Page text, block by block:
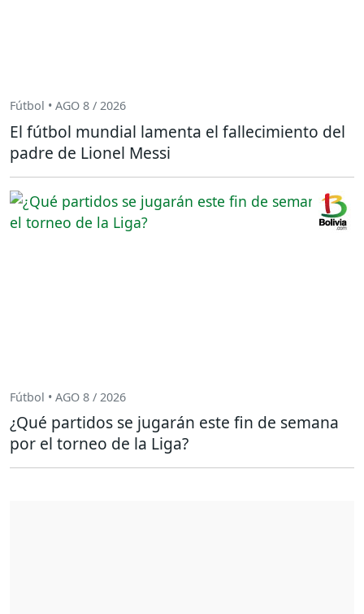
Fútbol • AGO 8 / 2026
El fútbol mundial lamenta el fallecimiento del
padre de Lionel Messi
Fútbol • AGO 8 / 2026
¿Qué partidos se jugarán este fin de semana
por el torneo de la Liga?